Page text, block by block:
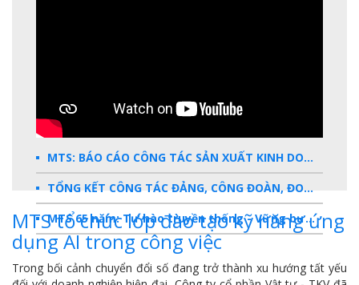
MTS: BÁO CÁO CÔNG TÁC SẢN XUẤT KINH DOANH 2025
TỔNG KẾT CÔNG TÁC ĐẢNG, CÔNG ĐOÀN, ĐOÀN THANH NIÊN 2025
MTS 65 năm: Tự hào truyền thống - Vững bước Tương lai
Dấu ấn MTS 2024
TKV- Niềm tự hào của ngành năng lượng Việt Nam
MTS tổ chức lớp đào tạo kỹ năng ứng
dụng AI trong công việc
Trong bối cảnh chuyển đổi số đang trở thành xu hướng tất yếu